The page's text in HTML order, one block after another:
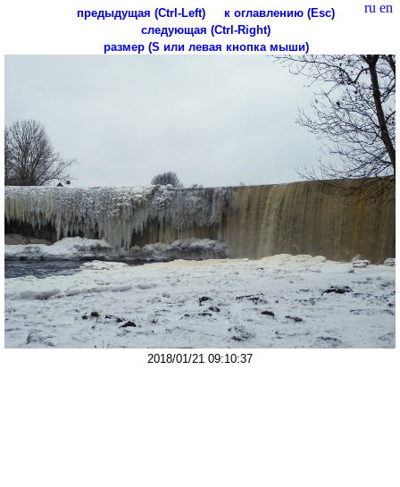
ru en
предыдущая (Ctrl-Left)
к оглавлению (Esc)
следующая (Ctrl-Right)
размер (S или левая кнопка мыши)
2018/01/21 09:10:37